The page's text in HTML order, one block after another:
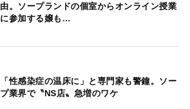
由。ソープランドの個室からオンライン授業
に参加する嬢も…
「性感染症の温床に」と専門家も警鐘。ソー
プ業界で〝NS店〟急増のワケ